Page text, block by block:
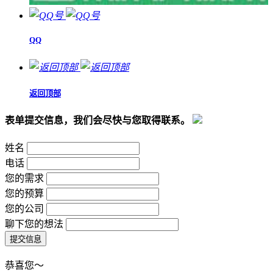
QQ
返回顶部
表单提交信息，我们会尽快与您取得联系。
姓名
电话
您的需求
您的预算
您的公司
聊下您的想法
恭喜您～